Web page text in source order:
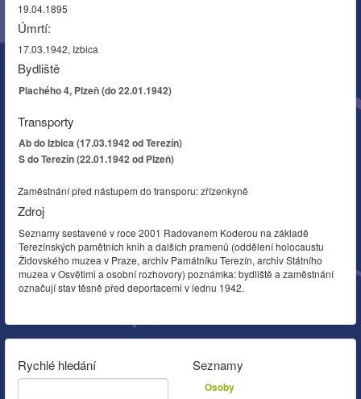
19.04.1895
Úmrtí:
17.03.1942, Izbica
Bydliště
Plachého 4, Plzeň (do 22.01.1942)
Transporty
Ab do Izbica (17.03.1942 od Terezín)
S do Terezín (22.01.1942 od Plzeň)
Zaměstnání před nástupem do transporu: zřízenkyně
Zdroj
Seznamy sestavené v roce 2001 Radovanem Koderou na základě
Terezínských pamětních knih a dalších pramenů (oddělení holocaustu
Židovského muzea v Praze, archiv Památníku Terezín, archiv Státního
muzea v Osvětimi a osobní rozhovory) poznámka: bydliště a zaměstnání
označují stav těsně před deportacemi v lednu 1942.
Rychlé hledání Seznamy
Osoby